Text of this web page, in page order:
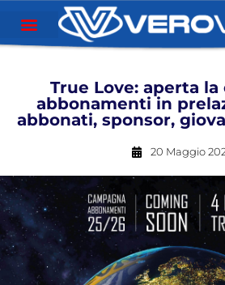
True Love: aperta la
abbonamenti in
abbonati, sponsor,
20 Maggio